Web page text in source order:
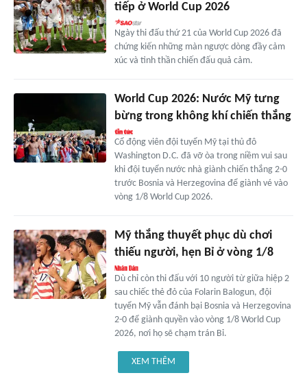
tiếp ở World Cup 2026
Ngày thi đấu thứ 21 của World Cup 2026 đã
chứng kiến những màn ngược dòng đầy cảm
xúc và tinh thần chiến đấu quả cảm.
World Cup 2026: Nước Mỹ tưng
bừng trong không khí chiến thắng
Cổ động viên đội tuyển Mỹ tại thủ đô
Washington D.C. đã vỡ òa trong niềm vui sau
khi đội tuyển nước nhà giành chiến thắng 2-0
trước Bosnia và Herzegovina để giành vé vào
vòng 1/8 World Cup 2026.
Mỹ thắng thuyết phục dù chơi
thiếu người, hẹn Bỉ ở vòng 1/8
Dù chỉ còn thi đấu với 10 người từ giữa hiệp 2
sau chiếc thẻ đỏ của Folarin Balogun, đội
tuyển Mỹ vẫn đánh bại Bosnia và Herzegovina
2-0 để giành quyền vào vòng 1/8 World Cup
2026, nơi họ sẽ chạm trán Bỉ.
XEM THÊM